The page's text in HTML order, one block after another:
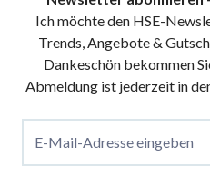
Ich möchte den HSE-
Trends, Angebote &
Dankeschön bekommen
Abmeldung ist jederzeit in
E-Mail-Adresse eingeben